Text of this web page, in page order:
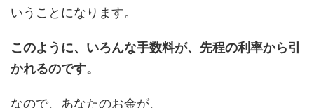
いうことになります。
このように、いろんな手数料が、先程の利率から引
かれるのです。
なので、あなたのお金が、